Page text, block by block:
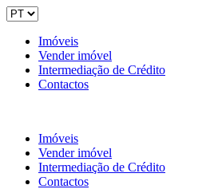
Imóveis
Vender imóvel
Intermediação de Crédito
Contactos
Imóveis
Vender imóvel
Intermediação de Crédito
Contactos